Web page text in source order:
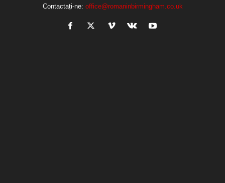
Contactați-ne: office@romaninbirmingham.co.uk